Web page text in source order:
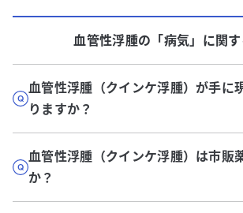
血管性浮腫の「病気」に関
血管性浮腫（クインケ浮腫）が手に
りますか？
血管性浮腫（クインケ浮腫）は市販
か？